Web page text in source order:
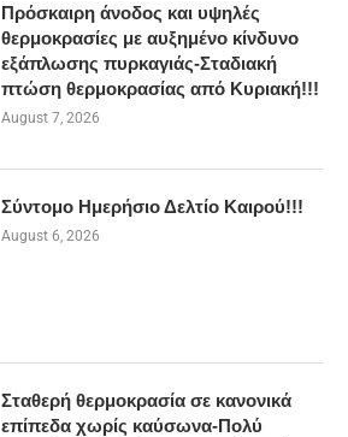
Πρόσκαιρη άνοδος και υψηλές
θερμοκρασίες με αυξημένο κίνδυνο
εξάπλωσης πυρκαγιάς-Σταδιακή
πτώση θερμοκρασίας από Κυριακή!!!
August 7, 2026
Σύντομο Ημερήσιο Δελτίο Καιρού!!!
August 6, 2026
Σταθερή θερμοκρασία σε κανονικά
επίπεδα χωρίς καύσωνα-Πολύ